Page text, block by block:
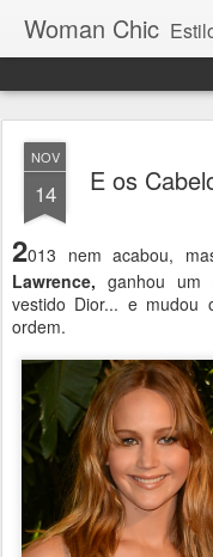
Woman Chic
NOV
14 E os
2013 nem acabou,
Lawrence, ganhou um
vestido Dior... e mudou
ordem.